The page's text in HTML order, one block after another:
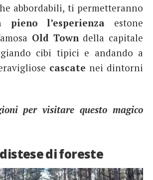
abbordabili, ti permetteranno
l’esperienza estone
Old Towndella capitale
cibi tipici e andando a
cascate nei dintorni
per visitare questo magico
di foreste